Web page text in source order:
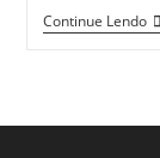
Continue Lendo